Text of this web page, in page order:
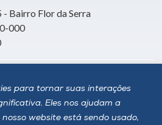
para tornar suas interações
Eles nos ajudam a
website está sendo usado,
- Bairro Flor da Serra
000